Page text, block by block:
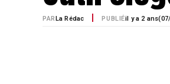
PUBLIÉil y a 2 ans
PARLa Rédac